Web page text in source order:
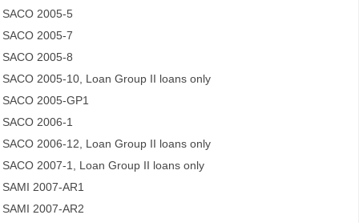
SACO 2005-5
SACO 2005-7
SACO 2005-8
SACO 2005-10, Loan Group II loans only
SACO 2005-GP1
SACO 2006-1
SACO 2006-12, Loan Group II loans only
SACO 2007-1, Loan Group II loans only
SAMI 2007-AR1
SAMI 2007-AR2